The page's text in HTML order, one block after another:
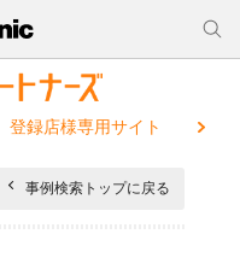
登録店様専用サイト
事例検索トップに戻る